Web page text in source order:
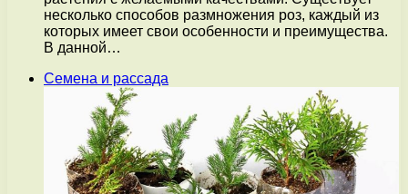
несколько способов размножения роз, каждый из
которых имеет свои особенности и преимущества.
В данной…
Семена и рассада